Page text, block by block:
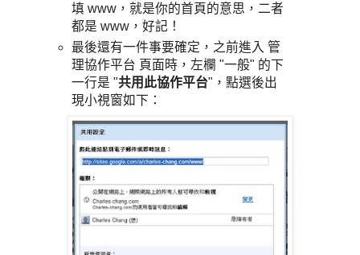
填 www，就是你的首頁的意思，二者
都是 www，好記！
最後還有一件事要確定，之前進入 管
理協作平台 頁面時，左欄 "一般" 的下
一行是 "共用此協作平台"，點選後出
現小視窗如下：